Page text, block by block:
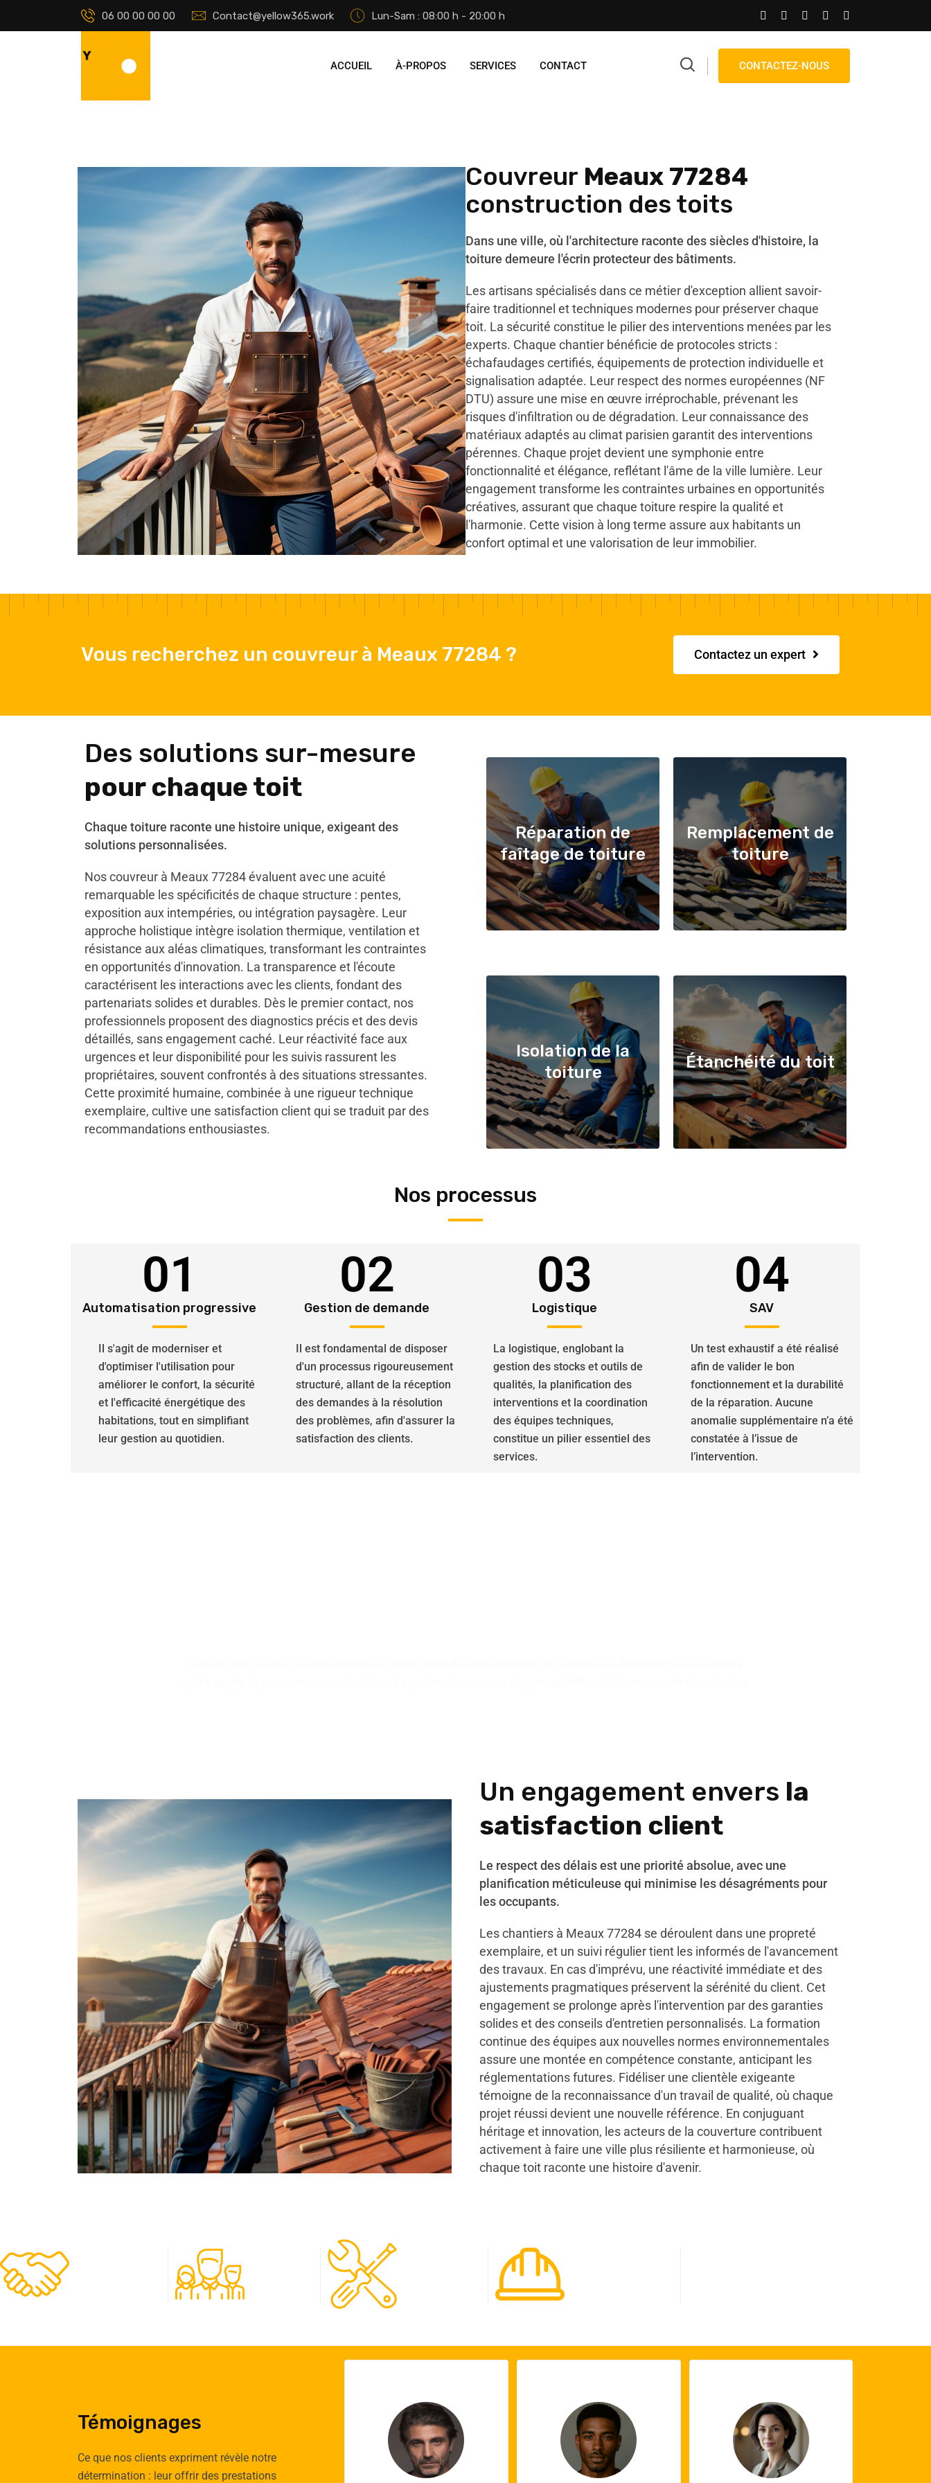
06 00 00 00 00 Contact@yellow365.work Lun-Sam : 08:00 h - 20:00 h
ACCUEIL À-PROPOS SERVICES CONTACT CONTACTEZ-NOUS
Couvreur Meaux 77284
construction des toits
Dans une ville, où l'architecture raconte des siècles d'histoire, la
toiture demeure l'écrin protecteur des bâtiments.
Les artisans spécialisés dans ce métier d'exception allient savoir-
faire traditionnel et techniques modernes pour préserver chaque
toit. La sécurité constitue le pilier des interventions menées par les
experts. Chaque chantier bénéficie de protocoles stricts :
échafaudages certifiés, équipements de protection individuelle et
signalisation adaptée. Leur respect des normes européennes (NF
DTU) assure une mise en œuvre irréprochable, prévenant les
risques d'infiltration ou de dégradation. Leur connaissance des
matériaux adaptés au climat parisien garantit des interventions
pérennes. Chaque projet devient une symphonie entre
fonctionnalité et élégance, reflétant l'âme de la ville lumière. Leur
engagement transforme les contraintes urbaines en opportunités
créatives, assurant que chaque toiture respire la qualité et
l'harmonie. Cette vision à long terme assure aux habitants un
confort optimal et une valorisation de leur immobilier.
Vous recherchez un couvreur à Meaux 77284 ? Contactez un expert
Des solutions sur-mesure
pour chaque toit
Chaque toiture raconte une histoire unique, exigeant des
solutions personnalisées.
Nos couvreur à Meaux 77284 évaluent avec une acuité
remarquable les spécificités de chaque structure : pentes,
exposition aux intempéries, ou intégration paysagère. Leur
approche holistique intègre isolation thermique, ventilation et
résistance aux aléas climatiques, transformant les contraintes
en opportunités d'innovation. La transparence et l'écoute
caractérisent les interactions avec les clients, fondant des
partenariats solides et durables. Dès le premier contact, nos
professionnels proposent des diagnostics précis et des devis
détaillés, sans engagement caché. Leur réactivité face aux
urgences et leur disponibilité pour les suivis rassurent les
propriétaires, souvent confrontés à des situations stressantes.
Cette proximité humaine, combinée à une rigueur technique
exemplaire, cultive une satisfaction client qui se traduit par des
recommandations enthousiastes.
Réparation de
faîtage de toiture
Remplacement de
toiture
Isolation de la
toiture
Étanchéité du toit
Nos processus
01
Automatisation progressive
Il s'agit de moderniser et
d'optimiser l'utilisation pour
améliorer le confort, la sécurité
et l'efficacité énergétique des
habitations, tout en simplifiant
leur gestion au quotidien.
02
Gestion de demande
Il est fondamental de disposer
d'un processus rigoureusement
structuré, allant de la réception
des demandes à la résolution
des problèmes, afin d'assurer la
satisfaction des clients.
03
Logistique
La logistique, englobant la
gestion des stocks et outils de
qualités, la planification des
interventions et la coordination
des équipes techniques,
constitue un pilier essentiel des
services.
04
SAV
Un test exhaustif a été réalisé
afin de valider le bon
fonctionnement et la durabilité
de la réparation. Aucune
anomalie supplémentaire n’a été
constatée à l’issue de
l’intervention.
Un engagement envers la
satisfaction client
Le respect des délais est une priorité absolue, avec une
planification méticuleuse qui minimise les désagréments pour
les occupants.
Les chantiers à Meaux 77284 se déroulent dans une propreté
exemplaire, et un suivi régulier tient les informés de l'avancement
des travaux. En cas d'imprévu, une réactivité immédiate et des
ajustements pragmatiques préservent la sérénité du client. Cet
engagement se prolonge après l'intervention par des garanties
solides et des conseils d'entretien personnalisés. La formation
continue des équipes aux nouvelles normes environnementales
assure une montée en compétence constante, anticipant les
réglementations futures. Fidéliser une clientèle exigeante
témoigne de la reconnaissance d'un travail de qualité, où chaque
projet réussi devient une nouvelle référence. En conjuguant
héritage et innovation, les acteurs de la couverture contribuent
activement à faire une ville plus résiliente et harmonieuse, où
chaque toit raconte une histoire d'avenir.
Témoignages
Ce que nos clients expriment révèle notre
détermination : leur offrir des prestations